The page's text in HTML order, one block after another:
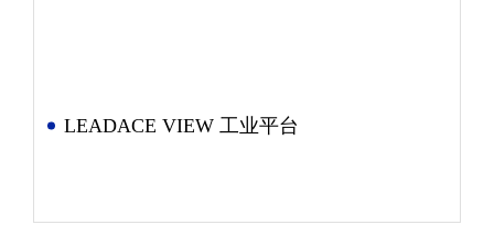
LEADACE VIEW 工业平台